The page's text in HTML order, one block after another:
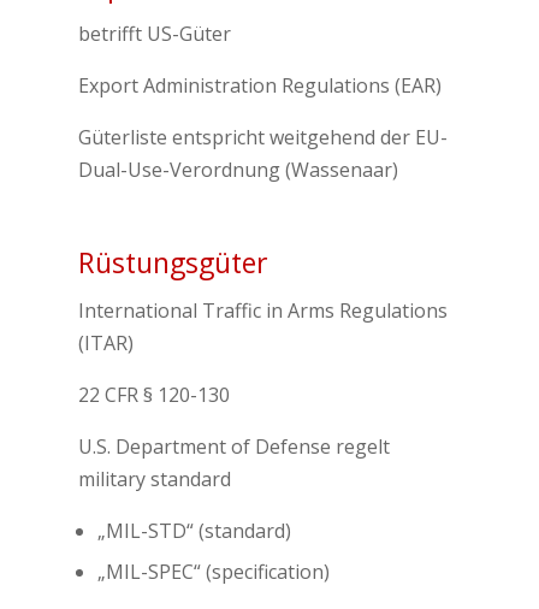
betrifft US-Güter
Export Administration Regulations (EAR)
Güterliste entspricht weitgehend der EU-
Dual-Use-Verordnung (Wassenaar)
Rüstungsgüter
International Traffic in Arms Regulations
(ITAR)
22 CFR § 120-130
U.S. Department of Defense regelt
military standard
„MIL-STD“ (standard)
„MIL-SPEC“ (specification)